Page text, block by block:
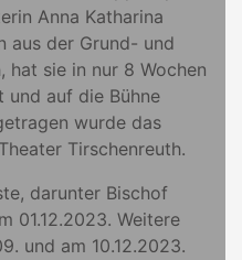
Anna Katharina
aus der Grund- und
hat sie in nur 8 Wochen
und auf die Bühne
wurde das
Tirschenreuth.
darunter Bischof
01.12.2023. Weitere
und am 10.12.2023.